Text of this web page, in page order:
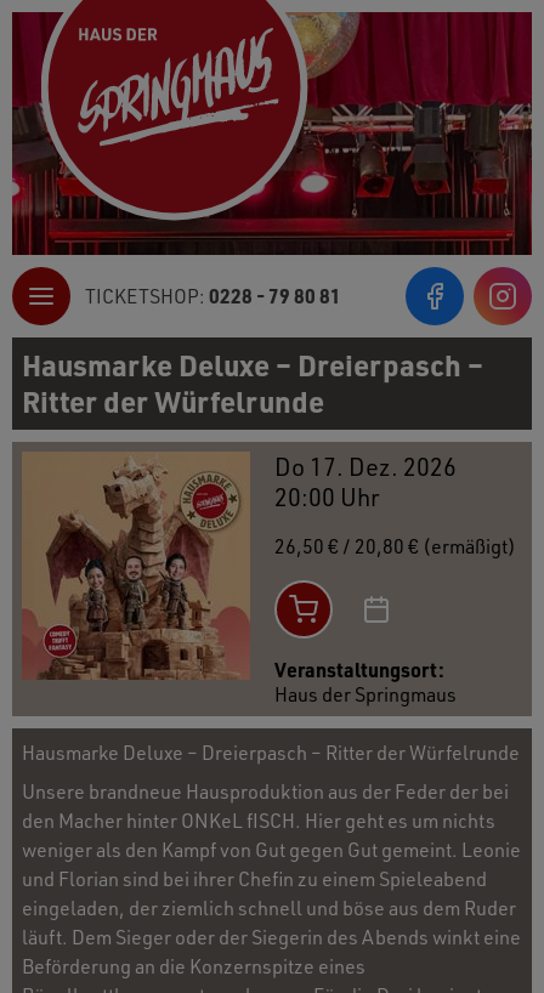
TICKETSHOP: 0228 - 79 80 81
Hausmarke Deluxe – Dreierpasch –
Ritter der Würfelrunde
Do 17. Dez. 2026
20:00 Uhr
26,50 € / 20,80 € (ermäßigt)
Veranstaltungsort:
Haus der Springmaus
Hausmarke Deluxe – Dreierpasch – Ritter der Würfelrunde
Unsere brandneue Hausproduktion aus der Feder der bei
den Macher hinter ONKeL fISCH. Hier geht es um nichts
weniger als den Kampf von Gut gegen Gut gemeint. Leonie
und Florian sind bei ihrer Chefin zu einem Spieleabend
eingeladen, der ziemlich schnell und böse aus dem Ruder
läuft. Dem Sieger oder der Siegerin des Abends winkt eine
Beförderung an die Konzernspitze eines